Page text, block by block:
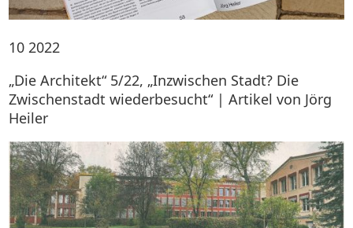
10 2022
„Die Architekt“ 5/22, „Inzwischen Stadt? Die
Zwischenstadt wiederbesucht“ | Artikel von Jörg
Heiler